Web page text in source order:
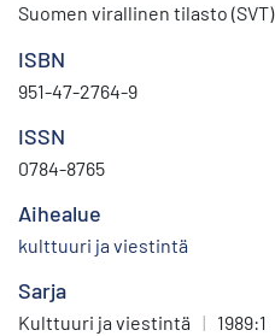
Suomen virallinen tilasto (SVT)
ISBN
951-47-2764-9
ISSN
0784-8765
Aihealue
kulttuuri ja viestintä
Sarja
Kulttuuri ja viestintä | 1989:1